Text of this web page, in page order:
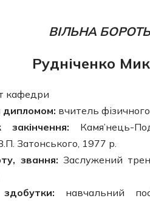
ВІЛЬНА
Рудніченко
кафедри
дипломом: вчитель
Камя’нець-
Затонського, 1977 р.
звання: Заслужений
навчальний